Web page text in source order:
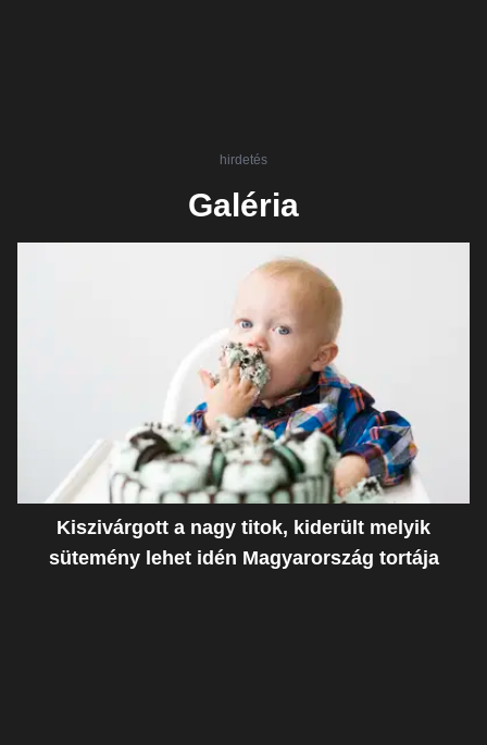
hirdetés
Galéria
Kiszivárgott a nagy titok, kiderült melyik
sütemény lehet idén Magyarország tortája